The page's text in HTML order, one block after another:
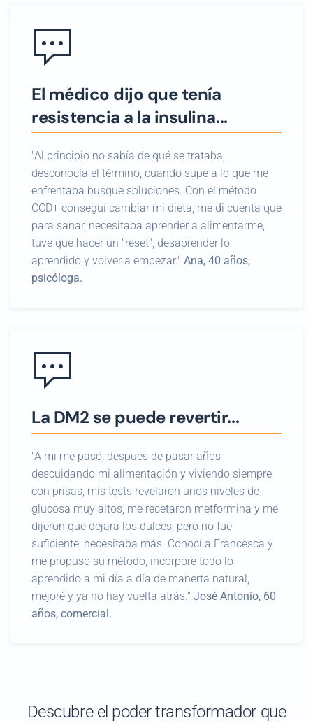
El médico dijo que tenía
resistencia a la insulina...
"Al principio no sabía de qué se trataba,
desconocía el término, cuando supe a lo que me
enfrentaba busqué soluciones. Con el método
CCD+ conseguí cambiar mi dieta, me di cuenta que
para sanar, necesitaba aprender a alimentarme,
tuve que hacer un "reset", desaprender lo
aprendido y volver a empezar." Ana, 40 años,
psicóloga.
La DM2 se puede revertir...
"A mi me pasó, después de pasar años
descuidando mi alimentación y viviendo siempre
con prisas, mis tests revelaron unos niveles de
glucosa muy altos, me recetaron metformina y me
dijeron que dejara los dulces, pero no fue
suficiente, necesitaba más. Conocí a Francesca y
me propuso su método, incorporé todo lo
aprendido a mi día a día de manerta natural,
mejoré y ya no hay vuelta atrás." José Antonio, 60
años, comercial.
Descubre el poder transformador que